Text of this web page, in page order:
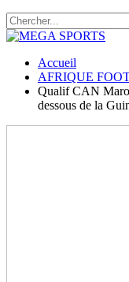
Accueil
AFRIQUE
Qualif CAN
dessous de la